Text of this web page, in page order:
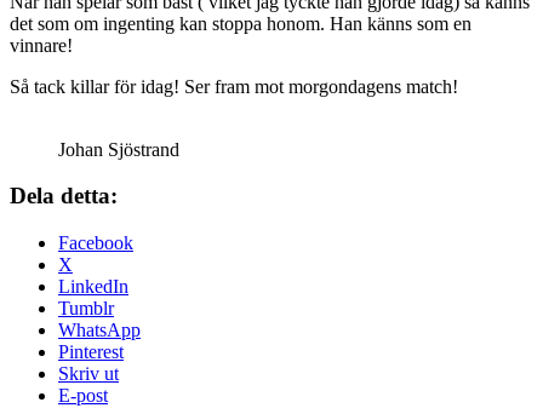
det som om ingenting kan stoppa honom. Han känns som en
vinnare!
Så tack killar för idag! Ser fram mot morgondagens match!
Johan Sjöstrand
Dela detta:
Facebook
X
LinkedIn
Tumblr
WhatsApp
Pinterest
Skriv ut
E-post